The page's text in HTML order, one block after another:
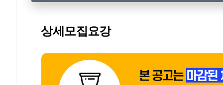
상세모집요강